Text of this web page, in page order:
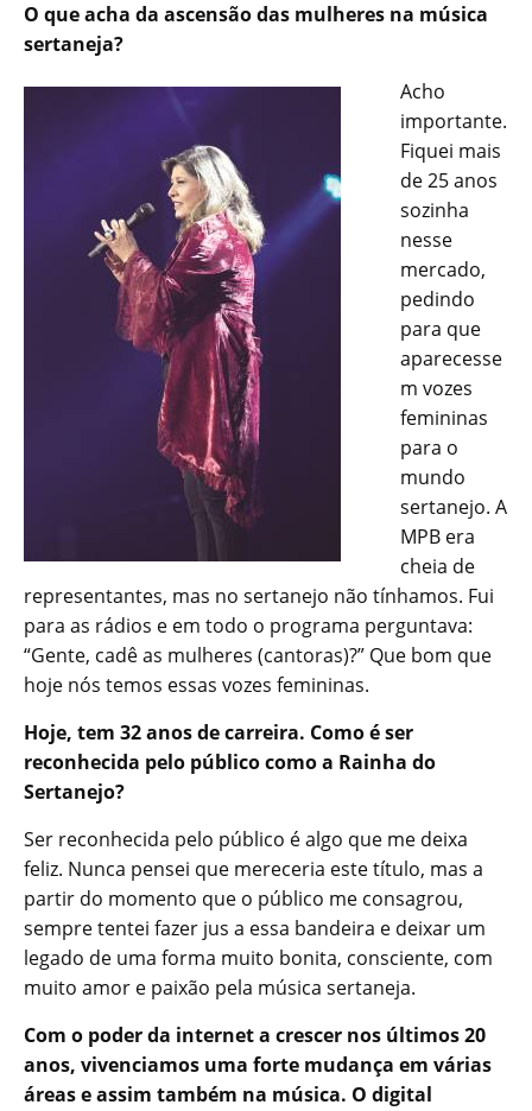
O que acha da ascensão das mulheres na música
sertaneja?
Acho
importante.
Fiquei mais
de 25 anos
sozinha
nesse
mercado,
pedindo
para que
aparecesse
m vozes
femininas
para o
mundo
sertanejo. A
MPB era
cheia de
representantes, mas no sertanejo não tínhamos. Fui
para as rádios e em todo o programa perguntava:
“Gente, cadê as mulheres (cantoras)?” Que bom que
hoje nós temos essas vozes femininas.
Hoje, tem 32 anos de carreira. Como é ser
reconhecida pelo público como a Rainha do
Sertanejo?
Ser reconhecida pelo público é algo que me deixa
feliz. Nunca pensei que mereceria este título, mas a
partir do momento que o público me consagrou,
sempre tentei fazer jus a essa bandeira e deixar um
legado de uma forma muito bonita, consciente, com
muito amor e paixão pela música sertaneja.
Com o poder da internet a crescer nos últimos 20
anos, vivenciamos uma forte mudança em várias
áreas e assim também na música. O digital